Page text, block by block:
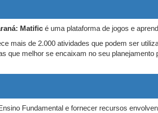
Matific é uma plataforma de jogos e
mais de 2.000 atividades que podem ser
que melhor se encaixam no seu planejamento
Fundamental e fornecer recursos